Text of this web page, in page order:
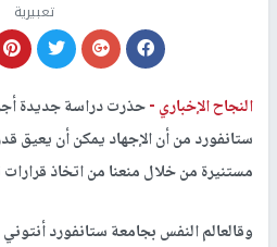
تعبيرية
النجاح الإخباري -حذرت دراسة جديدة
ستانفورد من أن الإجهاد يمكن أن يعيق
مستنيرة من خلال منعنا من اتخاذ قرارات
وقالعالم النفس بجامعة ستانفورد